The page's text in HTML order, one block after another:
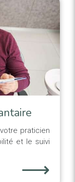
praticien
et le suivi
⟶